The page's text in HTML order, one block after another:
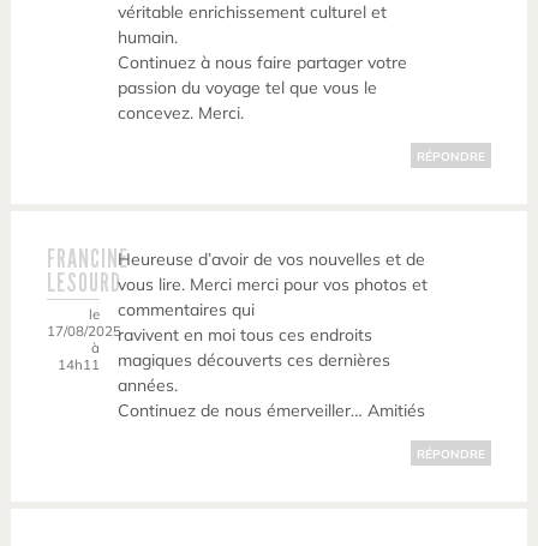
véritable enrichissement culturel et
humain.
Continuez à nous faire partager votre
passion du voyage tel que vous le
concevez. Merci.
RÉPONDRE
FRANCINE
LESOURD
le
17/08/2025
à
14h11
Heureuse d’avoir de vos nouvelles et de
vous lire. Merci merci pour vos photos et
commentaires qui
ravivent en moi tous ces endroits
magiques découverts ces dernières
années.
Continuez de nous émerveiller… Amitiés
RÉPONDRE